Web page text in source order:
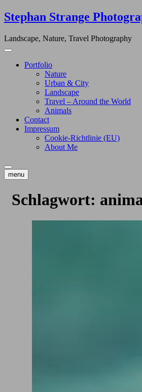
Skip
to
Stephan Strange
Landscape, Nature, Travel Photography
Portfolio
Nature
Urban & City
Landscape
Travel – Around the World
Animals
Contact
Impressum
Cookie-Richtlinie (EU)
About Me
menu
Schlagwort: